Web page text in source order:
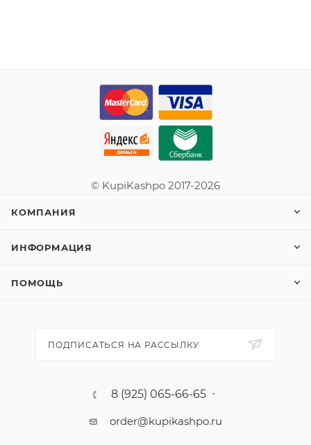
© KupiKashpo 2017-2026
КОМПАНИЯ
ИНФОРМАЦИЯ
ПОМОЩЬ
ПОДПИСАТЬСЯ НА РАССЫЛКУ
8 (925) 065-66-65
order@kupikashpo.ru